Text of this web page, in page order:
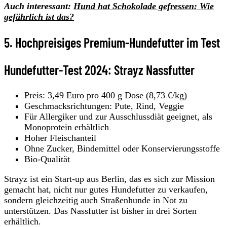
Auch interessant: Hund hat Schokolade gefressen: Wie
gefährlich ist das?
5. Hochpreisiges Premium-Hundefutter im Test
Hundefutter-Test 2024: Strayz Nassfutter
Preis: 3,49 Euro pro 400 g Dose (8,73 €/kg)
Geschmacksrichtungen: Pute, Rind, Veggie
Für Allergiker und zur Ausschlussdiät geeignet, als
Monoprotein erhältlich
Hoher Fleischanteil
Ohne Zucker, Bindemittel oder Konservierungsstoffe
Bio-Qualität
Strayz ist ein Start-up aus Berlin, das es sich zur Mission
gemacht hat, nicht nur gutes Hundefutter zu verkaufen,
sondern gleichzeitig auch Straßenhunde in Not zu
unterstützen. Das Nassfutter ist bisher in drei Sorten
erhältlich.